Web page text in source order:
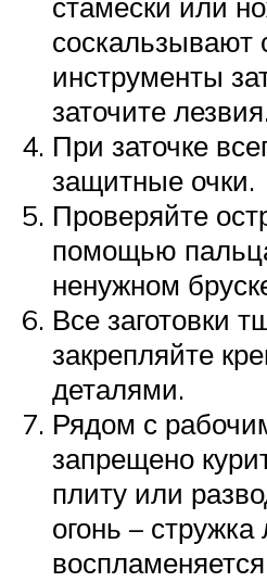
соскальзывают
инструменты
заточите
При заточке
защитные очки.
Проверяйте
помощью
ненужном
Все заготовки
закрепляйте
деталями.
Рядом с
запрещено
плиту или
огонь – стружка